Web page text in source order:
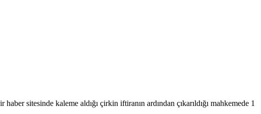
sitesinde kaleme aldığı çirkin iftiranın ardından çıkarıldığı mahkemede 1